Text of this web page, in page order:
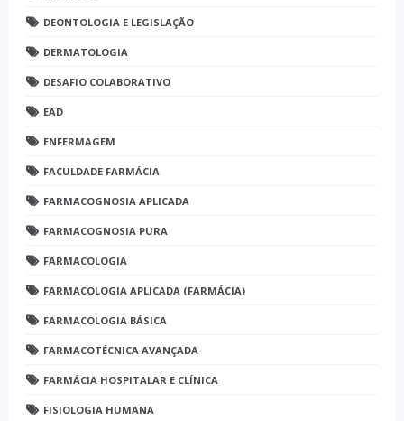
DEONTOLOGIA E LEGISLAÇÃO
DERMATOLOGIA
DESAFIO COLABORATIVO
EAD
ENFERMAGEM
FACULDADE FARMÁCIA
FARMACOGNOSIA APLICADA
FARMACOGNOSIA PURA
FARMACOLOGIA
FARMACOLOGIA APLICADA (FARMÁCIA)
FARMACOLOGIA BÁSICA
FARMACOTÉCNICA AVANÇADA
FARMÁCIA HOSPITALAR E CLÍNICA
FISIOLOGIA HUMANA